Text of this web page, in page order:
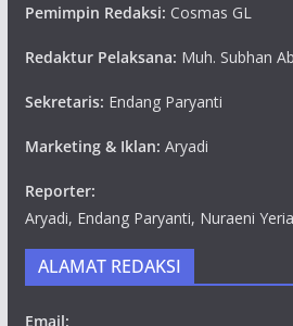
Pemimpin Redaksi: Cosmas GL
Redaktur Pelaksana: Muh. Subhan
Sekretaris: Endang Paryanti
Marketing & Iklan: Aryadi
Reporter:
Aryadi, Endang Paryanti, Nuraeni
ALAMAT REDAKSI
Email: